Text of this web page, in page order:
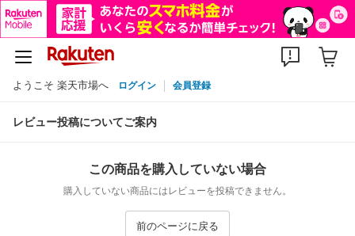
ようこそ 楽天市場へ ログイン 会員登録
レビュー投稿についてご案内
この商品を購入していない場合
購入していない商品にはレビューを投稿できません。
前のページに戻る